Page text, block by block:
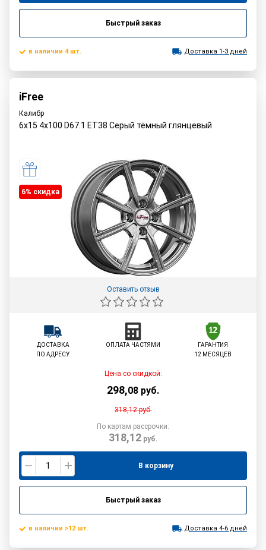
Быстрый заказ
в наличии 4 шт. Доставка 1-3 дней
iFree
Калибр
6x15 4x100 D67.1 ET38 Серый тёмный глянцевый
6% cкидка
Оставить отзыв
ДОСТАВКА
ПО АДРЕСУ
ОПЛАТА ЧАСТЯМИ
ГАРАНТИЯ
12 МЕСЯЦЕВ
Цена со скидкой:
298,08 руб.
318,12руб.
По картам рассрочки:
318,12руб.
В корзину
Быстрый заказ
в наличии >12 шт. Доставка 4-6 дней